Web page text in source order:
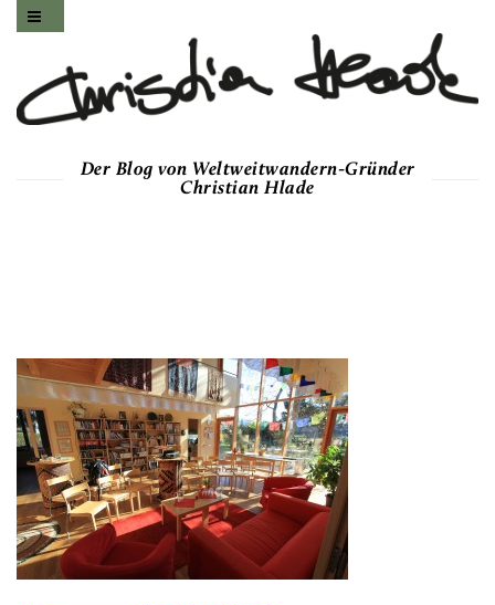
Der Blog von Weltweitwandern-Gründer
Christian Hlade